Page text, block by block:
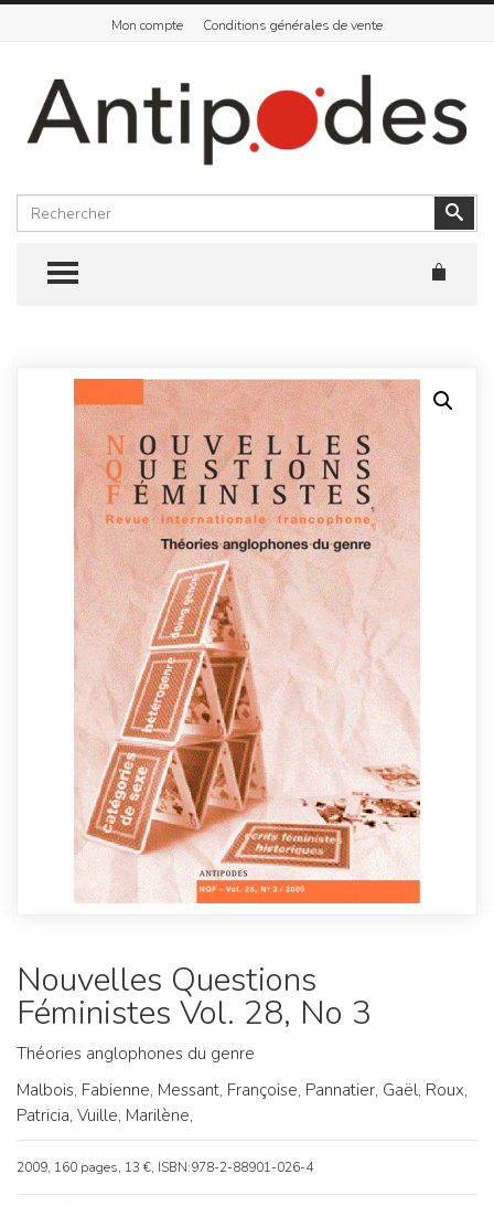
Mon compte Conditions générales de vente
Rechercher
TOGGLE MENU
Nouvelles Questions
Féministes Vol. 28, No 3
Théories anglophones du genre
Malbois, Fabienne, Messant, Françoise, Pannatier, Gaël, Roux,
Patricia, Vuille, Marilène,
2009, 160 pages, 13 €, ISBN:978-2-88901-026-4